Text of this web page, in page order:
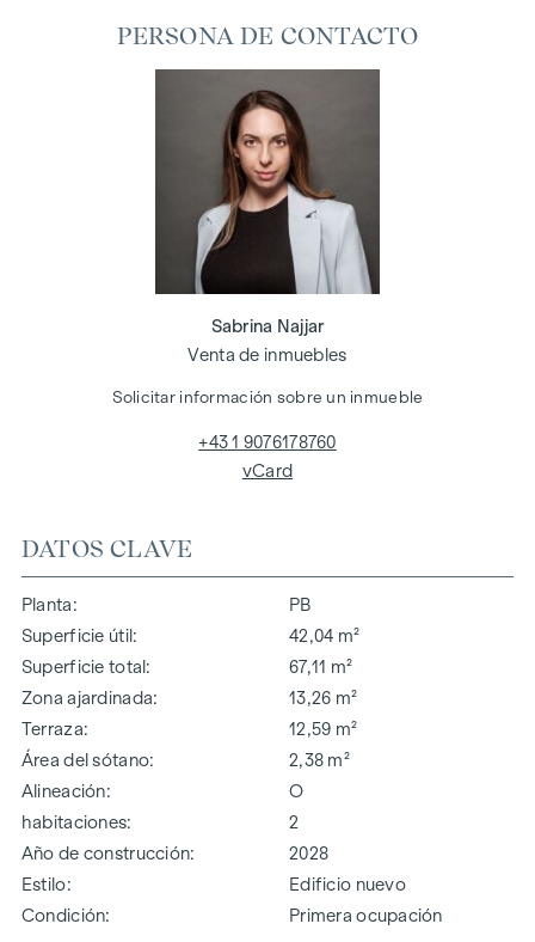
DATOS CLAVE
Planta
PB
Superficie útil
42,04 m²
Superficie total
67,11 m²
Zona ajardinada
13,26 m²
Terraza
12,59 m²
Área del sótano
2,38 m²
Alineación
O
habitaciones
2
Año de construcción
2028
Estilo
Edificio nuevo
Condición
Primera ocupación
PERSONA DE CONTACTO
Sabrina Najjar
Venta de inmuebles
Solicitar información sobre un inmueble
+43 1 9076178760
vCard